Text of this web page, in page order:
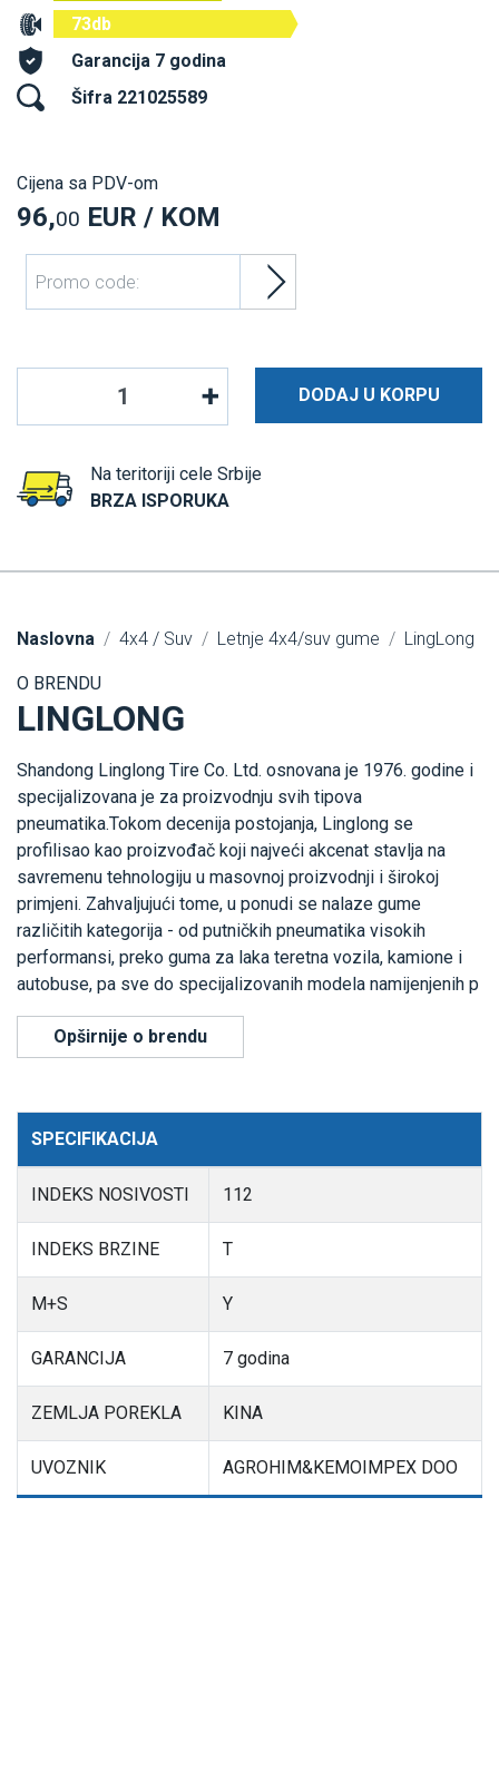
73db
Garancija 7 godina
Šifra 221025589
Cijena sa PDV-om
96,00 EUR / KOM
DODAJ U KORPU
Na teritoriji cele Srbije
BRZA ISPORUKA
Naslovna 4x4 / Suv Letnje 4x4/suv gume LingLong
O BRENDU
LINGLONG
Shandong Linglong Tire Co. Ltd. osnovana je 1976. godine i
specijalizovana je za proizvodnju svih tipova
pneumatika.Tokom decenija postojanja, Linglong se
profilisao kao proizvođač koji najveći akcenat stavlja na
savremenu tehnologiju u masovnoj proizvodnji i širokoj
primjeni. Zahvaljujući tome, u ponudi se nalaze gume
različitih kategorija - od putničkih pneumatika visokih
performansi, preko guma za laka teretna vozila, kamione i
autobuse, pa sve do specijalizovanih modela namijenjenih p
Opširnije o brendu
SPECIFIKACIJA
INDEKS NOSIVOSTI 112
INDEKS BRZINE T
M+S Y
GARANCIJA 7 godina
ZEMLJA POREKLA KINA
UVOZNIK AGROHIM&KEMOIMPEX DOO